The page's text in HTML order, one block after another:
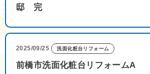
邸 完
2025/09/25 洗面化粧台リフォーム
前橋市洗面化粧台リフォームA